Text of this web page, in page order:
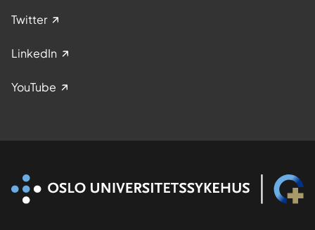
Twitter
LinkedIn
YouTube